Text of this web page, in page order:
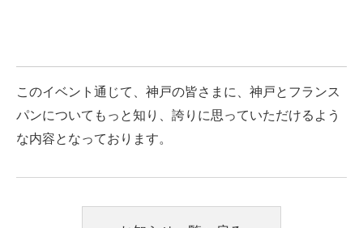
このイベント通じて、神戸の皆さまに、神戸とフランス
パンについてもっと知り、誇りに思っていただけるよう
な内容となっております。